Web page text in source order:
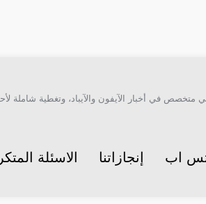
متخصص في أخبار الآيفون والآيباد، وتغطية شاملة
اب إنجازاتنا الاسئلة